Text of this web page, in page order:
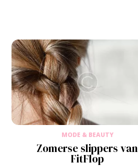
MODE & BEAUTY
Zomerse slippers van
FitFlop